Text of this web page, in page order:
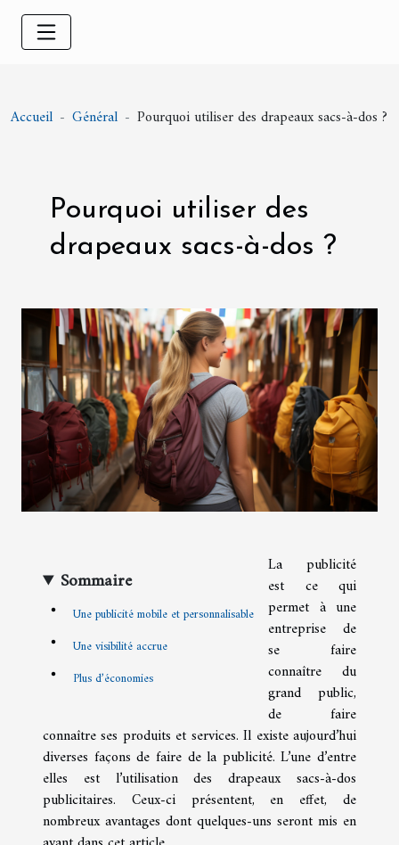
Accueil Général Pourquoi utiliser des drapeaux sacs-à-dos ?
Pourquoi utiliser des
drapeaux sacs-à-dos ?
Sommaire
Une publicité mobile et personnalisable
Une visibilité accrue
Plus d’économies
La publicité
est ce qui
permet à une
entreprise de
se faire
connaître du
grand public,
de faire
connaître ses produits et services. Il existe aujourd’hui
diverses façons de faire de la publicité. L’une d’entre
elles est l’utilisation des drapeaux sacs-à-dos
publicitaires. Ceux-ci présentent, en effet, de
nombreux avantages dont quelques-uns seront mis en